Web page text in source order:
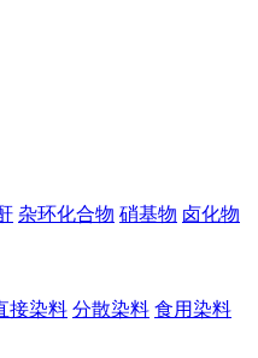
杂环化合物 硝基物 卤化物
接染料 分散染料 食用染料